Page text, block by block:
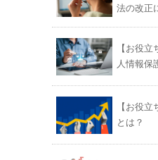
法の改正
【お役
人情報保
【お役
とは？